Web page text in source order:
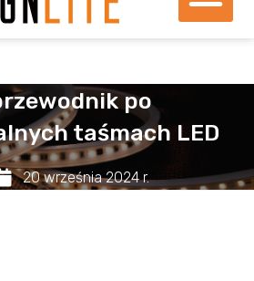
po
taśmach LED
20 września 2024 r.